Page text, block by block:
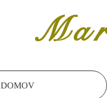
DOMOV